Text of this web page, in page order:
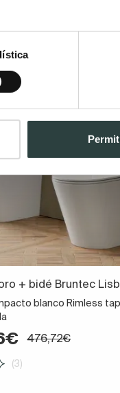
+ bidé Bruntec
blanco Rimless
476,72€
(3)